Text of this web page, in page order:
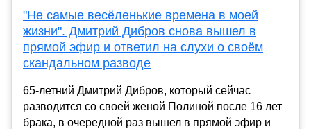
"Не самые весёленькие времена в моей
жизни". Дмитрий Дибров снова вышел в
прямой эфир и ответил на слухи о своём
скандальном разводе
65-летний Дмитрий Дибров, который сейчас
разводится со своей женой Полиной после 16 лет
брака, в очередной раз вышел в прямой эфир и